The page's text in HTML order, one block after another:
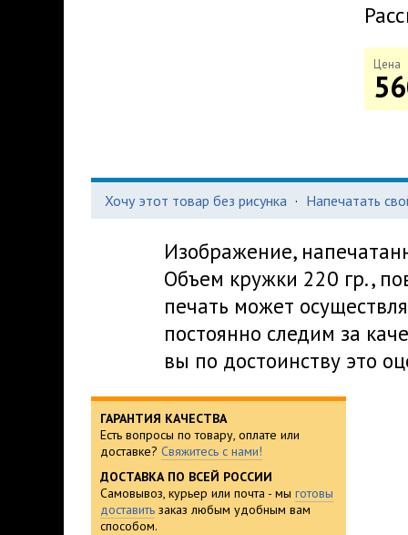
Цена
Хочу этот товар без рисунка · Напечатать
Изображение,
Объем кружки 220 гр.,
печать может
постоянно следим за
вы по достоинству это
ГАРАНТИЯ КАЧЕСТВА
Есть вопросы по товару, оплате или
доставке? Свяжитесь с нами!
ДОСТАВКА ПО ВСЕЙ РОССИИ
Самовывоз, курьер или почта - мы готовы
доставить заказ любым удобным вам
способом.